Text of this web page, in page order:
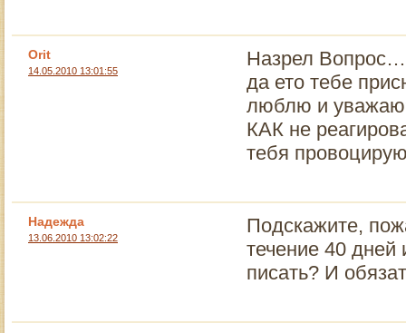
Orit
14.05.2010 13:01:55
Назрел Вопрос…
да ето тебе
люблю и
КАК не
тебя
Надежда
13.06.2010 13:02:22
Подскажите,
течение 40 дней
писать? И